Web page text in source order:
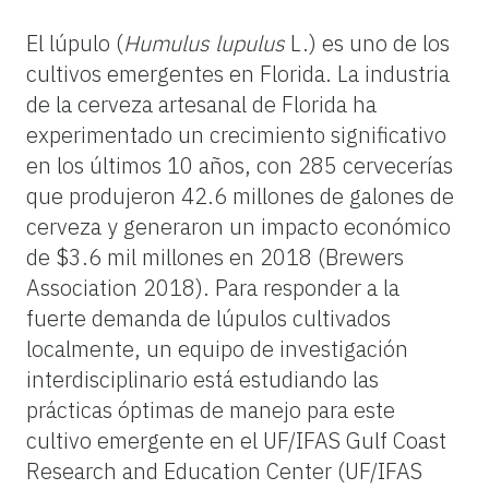
El lúpulo (Humulus lupulus L.) es uno de los
cultivos emergentes en Florida. La industria
de la cerveza artesanal de Florida ha
experimentado un crecimiento significativo
en los últimos 10 años, con 285 cervecerías
que produjeron 42.6 millones de galones de
cerveza y generaron un impacto económico
de $3.6 mil millones en 2018 (Brewers
Association 2018). Para responder a la
fuerte demanda de lúpulos cultivados
localmente, un equipo de investigación
interdisciplinario está estudiando las
prácticas óptimas de manejo para este
cultivo emergente en el UF/IFAS Gulf Coast
Research and Education Center (UF/IFAS